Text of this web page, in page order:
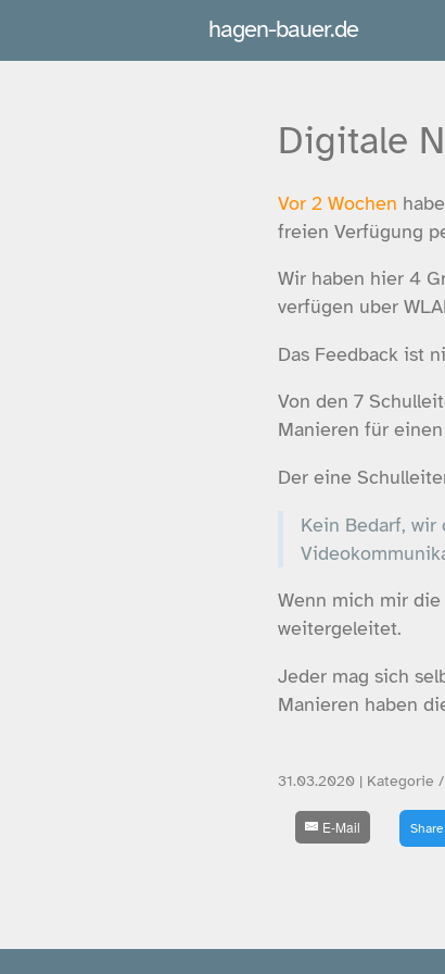
hagen-bauer.de
Digitale
Vor 2 Wochen
freien Verfügung
Wir haben hier 4
verfügen uber
Das Feedback ist
Von den 7
Manieren für
Der eine
Kein Bedarf,
Wenn mich mir
weitergeleitet.
Jeder mag sich
Manieren haben
31.03.2020 | Kategorie /
E-Mail